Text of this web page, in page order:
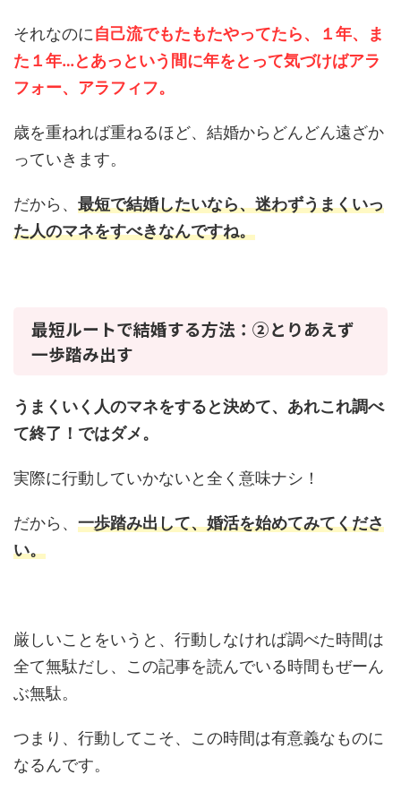
それなのに自己流でもたもたやってたら、１年、ま
た１年…とあっという間に年をとって気づけばアラ
フォー、アラフィフ。
歳を重ねれば重ねるほど、結婚からどんどん遠ざか
っていきます。
だから、 最短で結婚したいなら、迷わずうまくいっ
た人のマネをすべきなんですね。
最短ルートで結婚する方法：②とりあえず
一歩踏み出す
うまくいく人のマネをすると決めて、あれこれ調べ
て終了！ではダメ。
実際に行動していかないと全く意味ナシ！
だから、 一歩踏み出して、婚活を始めてみてくださ
い。
厳しいことをいうと、行動しなければ調べた時間は
全て無駄だし、この記事を読んでいる時間もぜーん
ぶ無駄。
つまり、行動してこそ、この時間は有意義なものに
なるんです。